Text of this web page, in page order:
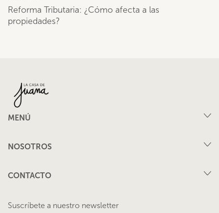
Reforma Tributaria: ¿Cómo afecta a las
propiedades?
MENÚ
Nosotros
NOSOTROS
CONTACTO
Suscríbete a nuestro newsletter